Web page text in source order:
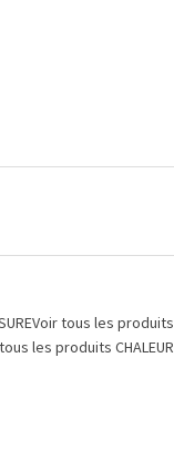
Voir tous les produits
les produits CHALEUR